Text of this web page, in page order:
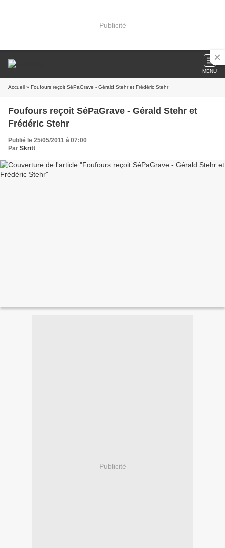
Publicité
MENU
Accueil » Foufours reçoit SéPaGrave - Gérald Stehr et Frédéric Stehr
Foufours reçoit SéPaGrave - Gérald Stehr et
Frédéric Stehr
Publié le 25/05/2011 à 07:00
Par Skritt
Publicité